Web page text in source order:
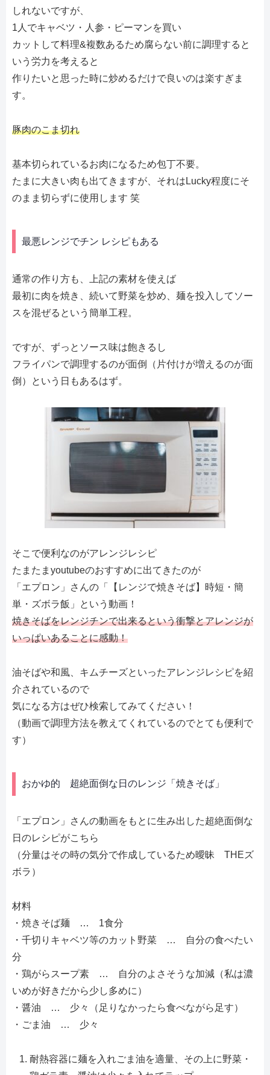
しれないですが、
1人でキャベツ・人参・ピーマンを買い
カットして料理&複数あるため腐らない前に調理すると
いう労力を考えると
作りたいと思った時に炒めるだけで良いのは楽すぎま
す。
豚肉のこま切れ
基本切られているお肉になるため包丁不要。
たまに大きい肉も出てきますが、それはLucky程度にそ
のまま切らずに使用します 笑
最悪レンジでチン レシピもある
通常の作り方も、上記の素材を使えば
最初に肉を焼き、続いて野菜を炒め、麺を投入してソー
スを混ぜるという簡単工程。
ですが、ずっとソース味は飽きるし
フライパンで調理するのが面倒（片付けが増えるのが面
倒）という日もあるはず。
そこで便利なのがアレンジレシピ
たまたまyoutubeのおすすめに出てきたのが
「エプロン」さんの「【レンジで焼きそば】時短・簡
単・ズボラ飯」という動画！
焼きそばをレンジチンで出来るという衝撃とアレンジが
いっぱいあることに感動！
油そばや和風、キムチーズといったアレンジレシピを紹
介されているので
気になる方はぜひ検索してみてください！
（動画で調理方法を教えてくれているのでとても便利で
す）
おかゆ的 超絶面倒な日のレンジ「焼きそば」
「エプロン」さんの動画をもとに生み出した超絶面倒な
日のレシピがこちら
（分量はその時の気分で作成しているため曖昧 THEズ
ボラ）
材料
・焼きそば麺 … 1食分
・千切りキャベツ等のカット野菜 … 自分の食べたい
分
・鶏がらスープ素 … 自分のよさそうな加減（私は濃
いめが好きだから少し多めに）
・醤油 … 少々（足りなかったら食べながら足す）
・ごま油 … 少々
耐熱容器に麺を入れごま油を適量、その上に野菜・